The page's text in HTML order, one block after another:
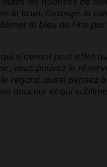
le brun, l’orangé, le
le bleu de l’iris
n’auront pour effet
vous pouvez le
regard, aussi pensez
douceur et qui